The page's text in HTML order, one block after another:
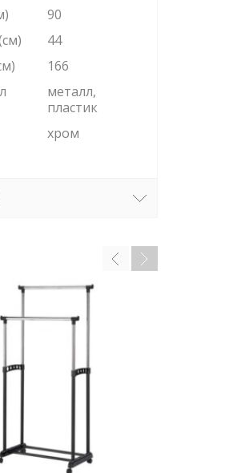
90
44
166
металл,
пластик
хром